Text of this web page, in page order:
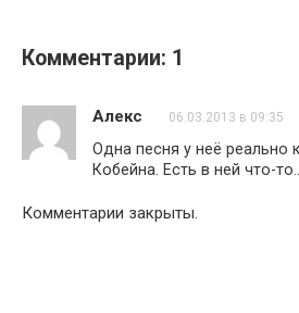
Комментарии: 1
Алекс 06.03.2013 в 09:35
Одна песня у неё реально
Кобейна. Есть в ней что-
Комментарии закрыты.